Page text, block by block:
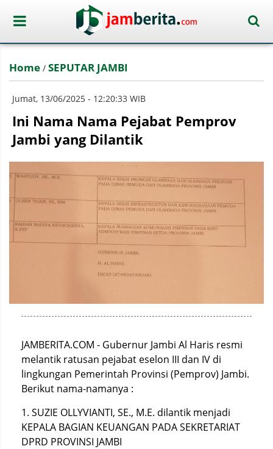
Home / SEPUTAR JAMBI
Jumat, 13/06/2025 - 12:20:33 WIB
Ini Nama Nama Pejabat Pemprov
Jambi yang Dilantik
JAMBERITA.COM - Gubernur Jambi Al Haris resmi
melantik ratusan pejabat eselon III dan IV di
lingkungan Pemerintah Provinsi (Pemprov) Jambi.
Berikut nama-namanya :
1. SUZIE OLLYVIANTI, SE., M.E. dilantik menjadi
KEPALA BAGIAN KEUANGAN PADA SEKRETARIAT
DPRD PROVINSI JAMBI